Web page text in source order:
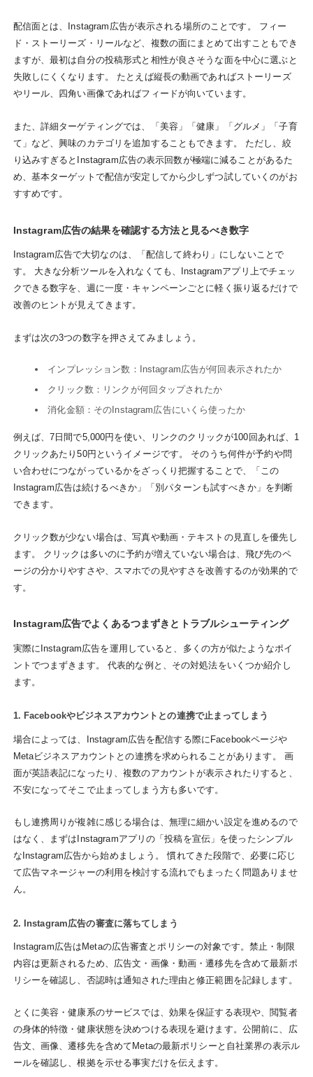
配信面とは、Instagram広告が表示される場所のことです。 フィー
ド・ストーリーズ・リールなど、複数の面にまとめて出すこともでき
ますが、最初は自分の投稿形式と相性が良さそうな面を中心に選ぶと
失敗しにくくなります。 たとえば縦長の動画であればストーリーズ
やリール、四角い画像であればフィードが向いています。
また、詳細ターゲティングでは、「美容」「健康」「グルメ」「子育
て」など、興味のカテゴリを追加することもできます。 ただし、絞
り込みすぎるとInstagram広告の表示回数が極端に減ることがあるた
め、基本ターゲットで配信が安定してから少しずつ試していくのがお
すすめです。
Instagram広告の結果を確認する方法と見るべき数字
Instagram広告で大切なのは、「配信して終わり」にしないことで
す。 大きな分析ツールを入れなくても、Instagramアプリ上でチェッ
クできる数字を、週に一度・キャンペーンごとに軽く振り返るだけで
改善のヒントが見えてきます。
まずは次の3つの数字を押さえてみましょう。
インプレッション数：Instagram広告が何回表示されたか
クリック数：リンクが何回タップされたか
消化金額：そのInstagram広告にいくら使ったか
例えば、7日間で5,000円を使い、リンクのクリックが100回あれば、1
クリックあたり50円というイメージです。 そのうち何件が予約や問
い合わせにつながっているかをざっくり把握することで、「この
Instagram広告は続けるべきか」「別パターンも試すべきか」を判断
できます。
クリック数が少ない場合は、写真や動画・テキストの見直しを優先し
ます。 クリックは多いのに予約が増えていない場合は、飛び先のペ
ージの分かりやすさや、スマホでの見やすさを改善するのが効果的で
す。
Instagram広告でよくあるつまずきとトラブルシューティング
実際にInstagram広告を運用していると、多くの方が似たようなポイ
ントでつまずきます。 代表的な例と、その対処法をいくつか紹介し
ます。
1. Facebookやビジネスアカウントとの連携で止まってしまう
場合によっては、Instagram広告を配信する際にFacebookページや
Metaビジネスアカウントとの連携を求められることがあります。 画
面が英語表記になったり、複数のアカウントが表示されたりすると、
不安になってそこで止まってしまう方も多いです。
もし連携周りが複雑に感じる場合は、無理に細かい設定を進めるので
はなく、まずはInstagramアプリの「投稿を宣伝」を使ったシンプル
なInstagram広告から始めましょう。 慣れてきた段階で、必要に応じ
て広告マネージャーの利用を検討する流れでもまったく問題ありませ
ん。
2. Instagram広告の審査に落ちてしまう
Instagram広告はMetaの広告審査とポリシーの対象です。禁止・制限
内容は更新されるため、広告文・画像・動画・遷移先を含めて最新ポ
リシーを確認し、否認時は通知された理由と修正範囲を記録します。
とくに美容・健康系のサービスでは、効果を保証する表現や、閲覧者
の身体的特徴・健康状態を決めつける表現を避けます。公開前に、広
告文、画像、遷移先を含めてMetaの最新ポリシーと自社業界の表示ル
ールを確認し、根拠を示せる事実だけを伝えます。